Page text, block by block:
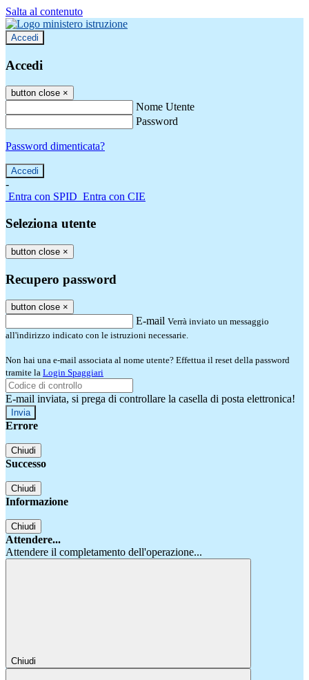
Salta al contenuto
Accedi
Accedi
button close ×
Nome Utente
Password
Password dimenticata?
-
Entra con SPID Entra con CIE
Seleziona utente
button close ×
Recupero password
button close ×
E-mail Verrà inviato un messaggio
all'indirizzo indicato con le istruzioni necessarie.
Non hai una e-mail associata al nome utente? Effettua il reset della password
tramite la Login Spaggiari
E-mail inviata, si prega di controllare la casella di posta elettronica!
Errore
Chiudi
Successo
Chiudi
Informazione
Chiudi
Attendere...
Attendere il completamento dell'operazione...
Chiudi